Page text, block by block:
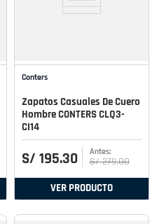
Conters
Zapatos Casuales De Cuero
Hombre CONTERS CLQ3-
CI14
S/ 195.30 S/ 279.00
VER PRODUCTO